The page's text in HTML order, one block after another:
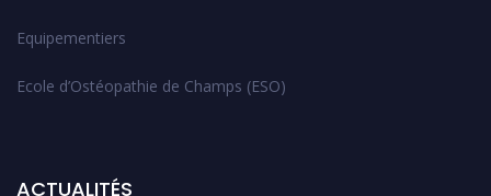
Equipementiers
Ecole d’Ostéopathie de Champs (ESO)
ACTUALITÉS